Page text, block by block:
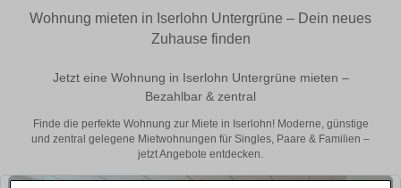
Wohnung mieten in Iserlohn Untergrüne – Dein neues
Zuhause finden
Jetzt eine Wohnung in Iserlohn Untergrüne mieten –
Bezahlbar & zentral
Finde die perfekte Wohnung zur Miete in Iserlohn! Moderne, günstige
und zentral gelegene Mietwohnungen für Singles, Paare & Familien –
jetzt Angebote entdecken.